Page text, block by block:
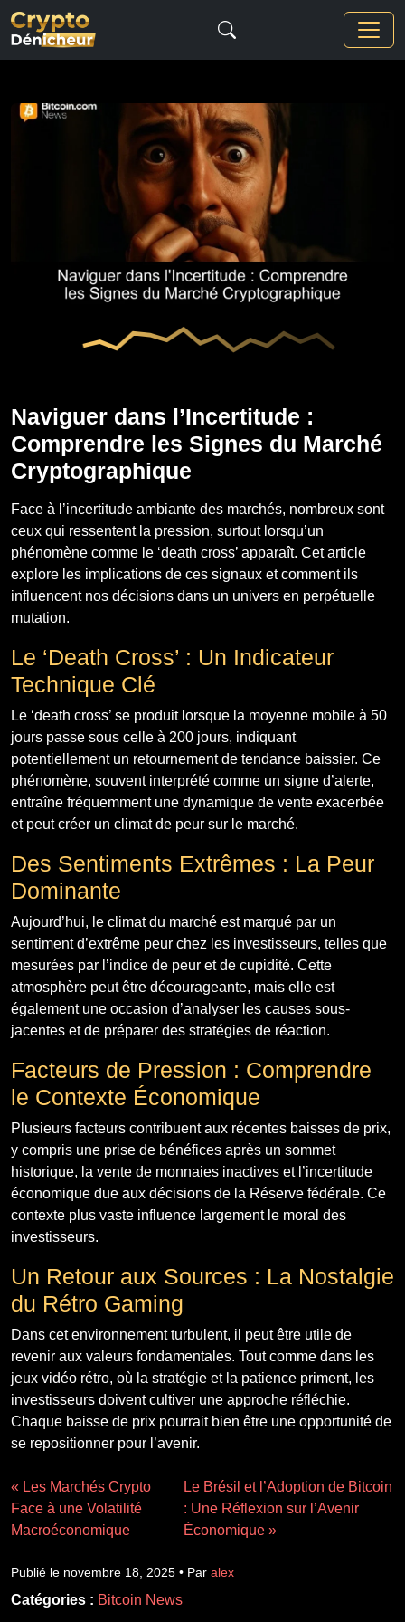
Naviguer dans l’Incertitude :
Comprendre les Signes du Marché
Cryptographique
Face à l’incertitude ambiante des marchés, nombreux sont
ceux qui ressentent la pression, surtout lorsqu’un
phénomène comme le ‘death cross’ apparaît. Cet article
explore les implications de ces signaux et comment ils
influencent nos décisions dans un univers en perpétuelle
mutation.
Le ‘Death Cross’ : Un Indicateur
Technique Clé
Le ‘death cross’ se produit lorsque la moyenne mobile à 50
jours passe sous celle à 200 jours, indiquant
potentiellement un retournement de tendance baissier. Ce
phénomène, souvent interprété comme un signe d’alerte,
entraîne fréquemment une dynamique de vente exacerbée
et peut créer un climat de peur sur le marché.
Des Sentiments Extrêmes : La Peur
Dominante
Aujourd’hui, le climat du marché est marqué par un
sentiment d’extrême peur chez les investisseurs, telles que
mesurées par l’indice de peur et de cupidité. Cette
atmosphère peut être décourageante, mais elle est
également une occasion d’analyser les causes sous-
jacentes et de préparer des stratégies de réaction.
Facteurs de Pression : Comprendre
le Contexte Économique
Plusieurs facteurs contribuent aux récentes baisses de prix,
y compris une prise de bénéfices après un sommet
historique, la vente de monnaies inactives et l’incertitude
économique due aux décisions de la Réserve fédérale. Ce
contexte plus vaste influence largement le moral des
investisseurs.
Un Retour aux Sources : La Nostalgie
du Rétro Gaming
Dans cet environnement turbulent, il peut être utile de
revenir aux valeurs fondamentales. Tout comme dans les
jeux vidéo rétro, où la stratégie et la patience priment, les
investisseurs doivent cultiver une approche réfléchie.
Chaque baisse de prix pourrait bien être une opportunité de
se repositionner pour l’avenir.
« Les Marchés Crypto
Face à une Volatilité
Macroéconomique
Le Brésil et l’Adoption de Bitcoin
: Une Réflexion sur l’Avenir
Économique »
Publié le novembre 18, 2025 • Par alex
Catégories : Bitcoin News